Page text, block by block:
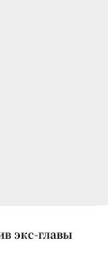
экс-главы